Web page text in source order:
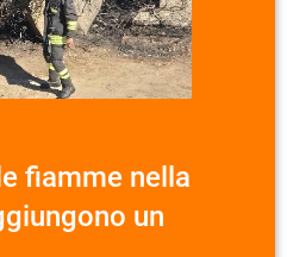
fiamme nella
un